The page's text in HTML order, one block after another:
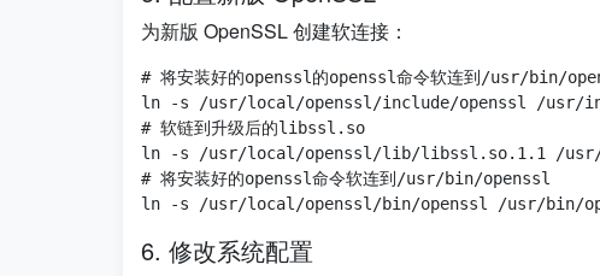
为新版 OpenSSL 创建软连接：
# 将安装好的openssl的openssl命令软连到/usr/bin/
ln -s /usr/local/openssl/include/openssl /usr/
# 软链到升级后的libssl.so
ln -s /usr/local/openssl/lib/libssl.so.1.1 /
# 将安装好的openssl命令软连到/usr/bin/openssl
6. 修改系统配置